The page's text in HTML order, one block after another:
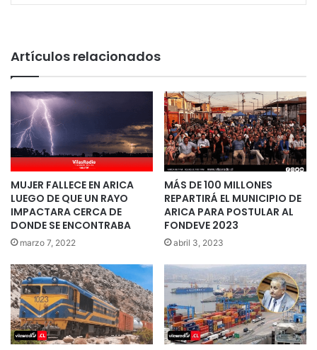
Artículos relacionados
MUJER FALLECE EN ARICA
LUEGO DE QUE UN RAYO
IMPACTARA CERCA DE
DONDE SE ENCONTRABA
marzo 7, 2022
MÁS DE 100 MILLONES
REPARTIRÁ EL MUNICIPIO DE
ARICA PARA POSTULAR AL
FONDEVE 2023
abril 3, 2023